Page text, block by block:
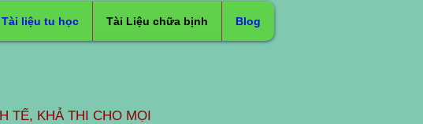
Tài liệu tu học Tài Liệu chữa bịnh Blog
TẾ, KHẢ THI CHO MỌI